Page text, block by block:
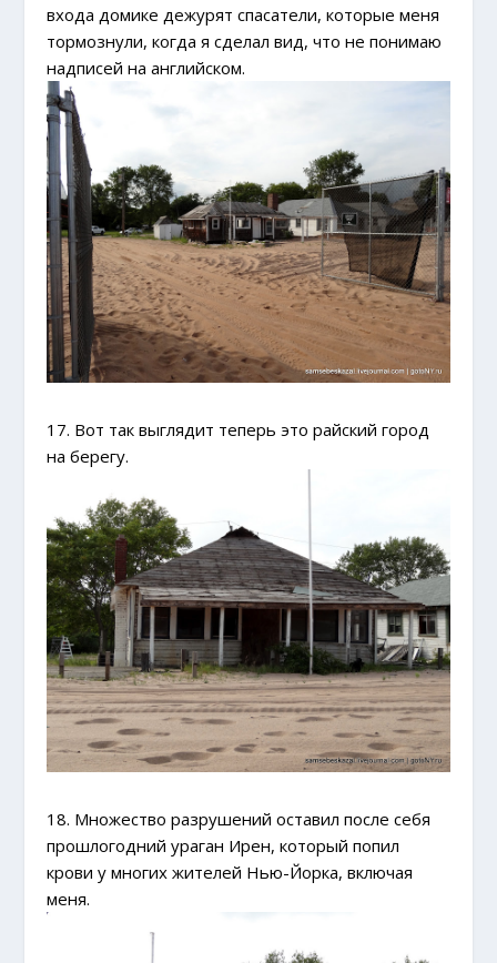
входа домике дежурят спасатели, которые меня
тормознули, когда я сделал вид, что не понимаю
надписей на английском.
17. Вот так выглядит теперь это райский город
на берегу.
18. Множество разрушений оставил после себя
прошлогодний ураган Ирен, который попил
крови у многих жителей Нью-Йорка, включая
меня.